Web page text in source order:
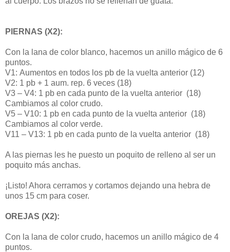
PIERNAS (X2):
Con la lana de color blanco, hacemos un anillo mágico de 6
puntos.
V1: Aumentos en todos los pb de la vuelta anterior (12)
V2: 1 pb + 1 aum. rep. 6 veces (18)
V3 – V4: 1 pb en cada punto de la vuelta anterior (18)
Cambiamos al color crudo.
V5 – V10: 1 pb en cada punto de la vuelta anterior (18)
Cambiamos al color verde.
V11 – V13: 1 pb en cada punto de la vuelta anterior (18)
A las piernas les he puesto un poquito de relleno al ser un
poquito más anchas.
¡Listo! Ahora cerramos y cortamos dejando una hebra de
unos 15 cm para coser.
OREJAS (X2):
Con la lana de color crudo, hacemos un anillo mágico de 4
puntos.